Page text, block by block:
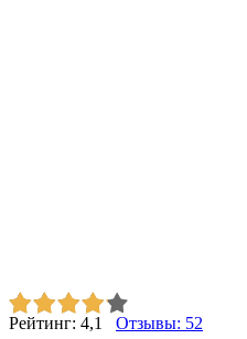
Рейтинг: 4,1 Отзывы: 52